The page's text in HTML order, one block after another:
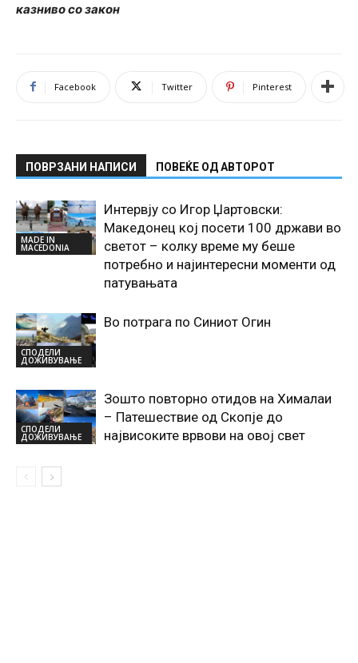
казниво со закон
Facebook Twitter Pinterest
ПОВРЗАНИ НАПИСИ ПОВЕЌЕ ОД АВТОРОТ
MADE IN
MACEDONIA
Интервју со Игор Џартовски:
Македонец кој посети 100 држави во
светот – колку време му беше
потребно и најинтересни моменти од
патувањата
СПОДЕЛИ
ДОЖИВУВАЊЕ
Во потрага по Синиот Oгин
СПОДЕЛИ
ДОЖИВУВАЊЕ
Зошто повторно отидов на Хималаи
– Патешествие од Скопје до
највисоките врвови на овој свет